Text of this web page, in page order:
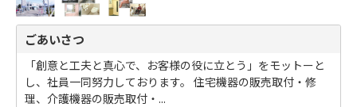
ごあいさつ
「創意と工夫と真心で、お客様の役に立とう」をモットーと
し、社員一同努力しております。 住宅機器の販売取付・修
理、介護機器の販売取付・...